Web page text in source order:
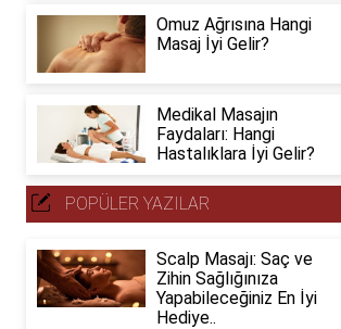
Omuz Ağrısına Hangi
Masaj İyi Gelir?
Medikal Masajın
Faydaları: Hangi
Hastalıklara İyi Gelir?
POPÜLER YAZILAR
Scalp Masajı: Saç ve
Zihin Sağlığınıza
Yapabileceğiniz En İyi
Hediye..